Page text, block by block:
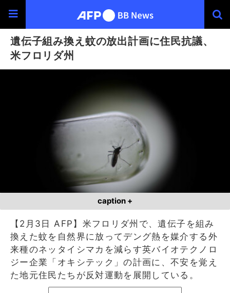
遺伝子組み換え蚊の放出計画に住民抗議、
米フロリダ州
caption +
【2月3日 AFP】米フロリダ州で、遺伝子を組み
換えた蚊を自然界に放ってデング熱を媒介する外
来種のネッタイシマカを減らす英バイオテクノロ
ジー企業「オキシテック」の計画に、不安を覚え
た地元住民たちが反対運動を展開している。